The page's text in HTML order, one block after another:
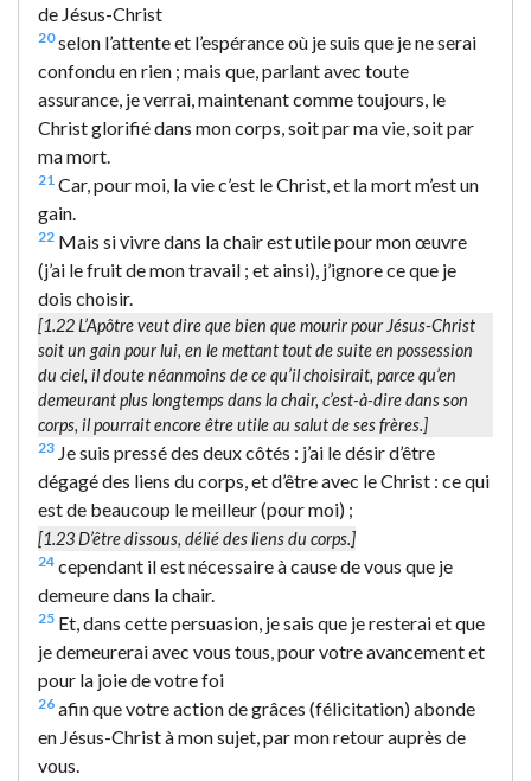
de Jésus-Christ
20selon l’attente et l’espérance où je suis que je ne serai
confondu en rien ; mais que, parlant avec toute
assurance, je verrai, maintenant comme toujours, le
Christ glorifié dans mon corps, soit par ma vie, soit par
ma mort.
21 Car, pour moi, la vie c’est le Christ, et la mort m’est un
gain.
22 Mais si vivre dans la chair est utile pour mon œuvre
(j’ai le fruit de mon travail ; et ainsi), j’ignore ce que je
dois choisir.
[1.22 L’Apôtre veut dire que bien que mourir pour Jésus-Christ
soit un gain pour lui, en le mettant tout de suite en possession
du ciel, il doute néanmoins de ce qu’il choisirait, parce qu’en
demeurant plus longtemps dans la chair, c’est-à-dire dans son
corps, il pourrait encore être utile au salut de ses frères.]
23 Je suis pressé des deux côtés : j’ai le désir d’être
dégagé des liens du corps, et d’être avec le Christ : ce qui
est de beaucoup le meilleur (pour moi) ;
[1.23D’être dissous, délié des liens du corps.]
24 cependant il est nécessaire à cause de vous que je
demeure dans la chair.
25 Et, dans cette persuasion, je sais que je resterai et que
je demeurerai avec vous tous, pour votre avancement et
pour la joie de votre foi
26 afin que votre action de grâces (félicitation) abonde
en Jésus-Christ à mon sujet, par mon retour auprès de
vous.